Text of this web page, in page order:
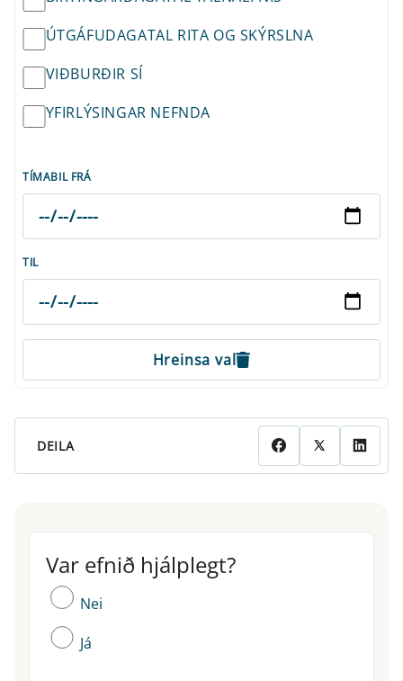
ÚTGÁFUDAGATAL RITA OG SKÝRSLNA
VIÐBURÐIR SÍ
YFIRLÝSINGAR NEFNDA
TÍMABIL FRÁ
TIL
Hreinsa val
DEILA
Var efnið hjálplegt?
Var efnið hjálplegt?
Nei
Já